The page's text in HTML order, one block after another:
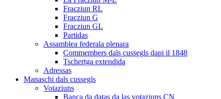
Fracziun RL
Fracziun G
Fracziun GL
Partidas
Assamblea federala plenara
Commembers dals cussegls dapi il 1848
Tschertga extendida
Adressas
Manaschi dals cussegls
Votaziuns
Banca da datas da las votaziuns CN